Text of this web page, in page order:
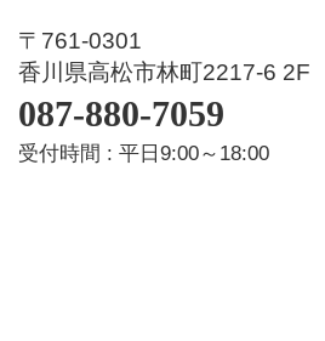
〒761-0301
香川県高松市林町2217-6 2F
087-880-7059
受付時間 : 平日9:00～18:00